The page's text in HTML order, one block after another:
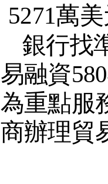
5271萬美
銀行找
易融資
為重點服
商辦理貿